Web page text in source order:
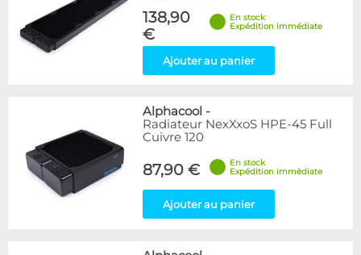
138,90
€
En stock
Expédition immédiate
Ajouter au panier
Alphacool -
Radiateur NexXxoS HPE-45 Full
Cuivre 120
87,90 €
En stock
Expédition immédiate
Ajouter au panier